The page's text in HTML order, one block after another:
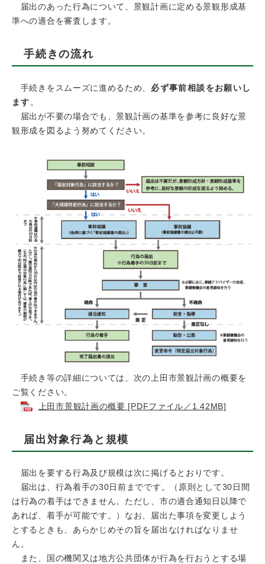
届出のあった行為について、景観計画に定める景観形成基
準への適合を審査します。
手続きの流れ
手続きをスムーズに進めるため、 必ず事前相談をお願いし
ます 。
届出が不要の場合でも、景観計画の基準を参考に良好な景
観形成を図るよう努めてください。
手続き等の詳細については、次の上田市景観計画の概要を
ご覧ください。
上田市景観計画の概要 [PDFファイル／1.42MB]
届出対象行為と規模
届出を要する行為及び規模は次に掲げるとおりです。
届出は、行為着手の30日前までです。（原則として30日間
は行為の着手はできません。ただし、市の適合通知日以降で
あれば、着手が可能です。）なお、届出た事項を変更しよう
とするときも、あらかじめその旨を届出なければなりませ
ん。
また、国の機関又は地方公共団体が行為を行おうとする場